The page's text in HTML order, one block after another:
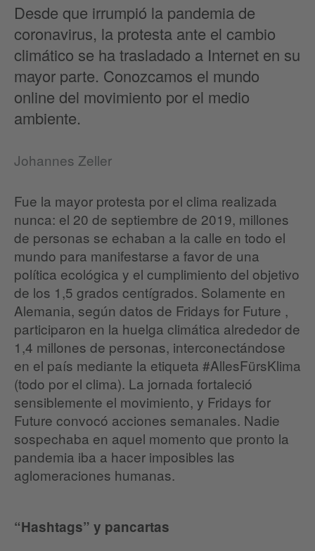
Desde que irrumpió la pandemia de
coronavirus, la protesta ante el cambio
climático se ha trasladado a Internet en su
mayor parte. Conozcamos el mundo
online del movimiento por el medio
ambiente.
Johannes Zeller
Fue la mayor protesta por el clima realizada
nunca: el 20 de septiembre de 2019, millones
de personas se echaban a la calle en todo el
mundo para manifestarse a favor de una
política ecológica y el cumplimiento del objetivo
de los 1,5 grados centígrados. Solamente en
Alemania, según datos de Fridays for Future ,
participaron en la huelga climática alrededor de
1,4 millones de personas, interconectándose
en el país mediante la etiqueta #AllesFürsKlima
(todo por el clima). La jornada fortaleció
sensiblemente el movimiento, y Fridays for
Future convocó acciones semanales. Nadie
sospechaba en aquel momento que pronto la
pandemia iba a hacer imposibles las
aglomeraciones humanas.
“Hashtags” y pancartas